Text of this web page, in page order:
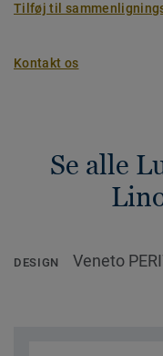
Tilføj til
Kontakt os
Se alle
DESIGN Veneto